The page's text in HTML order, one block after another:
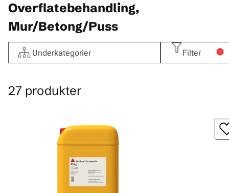
Overflatebehandling,
Mur/Betong/Puss
Underkategorier Filter 1
27 produkter